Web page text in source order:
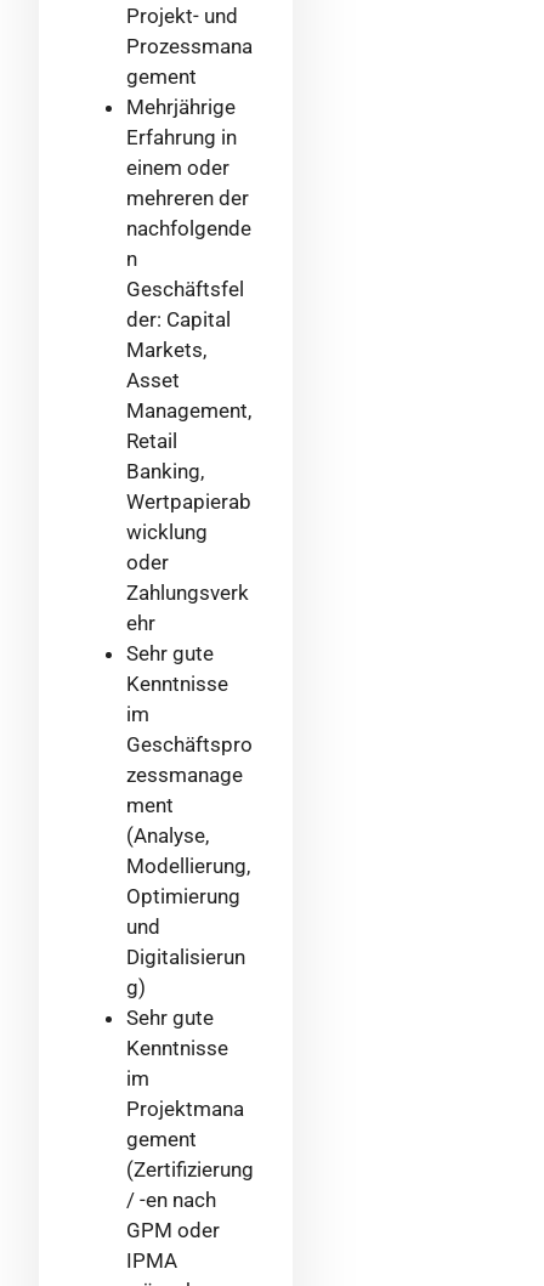
Projekt- und
Prozessmana
gement
Mehrjährige
Erfahrung in
einem oder
mehreren der
nachfolgende
n
Geschäftsfel
der: Capital
Markets,
Asset
Management,
Retail
Banking,
Wertpapierab
wicklung
oder
Zahlungsverk
ehr
Sehr gute
Kenntnisse
im
Geschäftspro
zessmanage
ment
(Analyse,
Modellierung,
Optimierung
und
Digitalisierun
g)
Sehr gute
Kenntnisse
im
Projektmana
gement
(Zertifizierung
/ -en nach
GPM oder
IPMA